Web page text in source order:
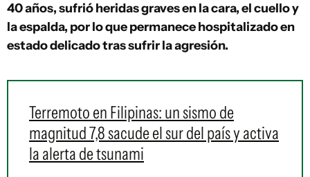
40 años, sufrió heridas graves en la cara, el cuello y
la espalda, por lo que permanece hospitalizado en
estado delicado tras sufrir la agresión.
Terremoto en Filipinas: un sismo de
magnitud 7,8 sacude el sur del país y activa
la alerta de tsunami